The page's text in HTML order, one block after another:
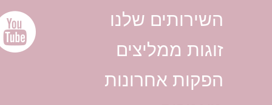
השירותים שלנו
זוגות ממליצים
הפקות אחרונות